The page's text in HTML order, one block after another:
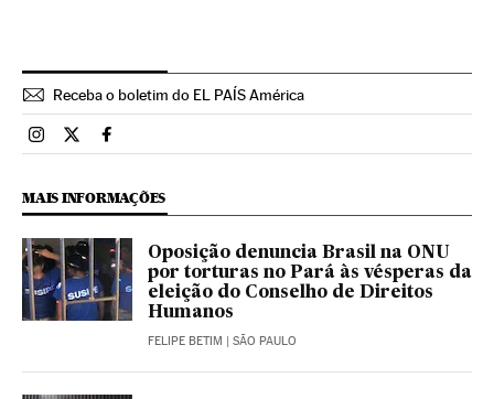
Receba o boletim do EL PAÍS América
Brasil El País Brasil en Instagram
Brasil El País Brasil en Twitter
Brasil El País Brasil en Facebook
MAIS INFORMAÇÕES
Oposição denuncia Brasil na ONU
por torturas no Pará às vésperas da
eleição do Conselho de Direitos
Humanos
FELIPE BETIM | SÃO PAULO